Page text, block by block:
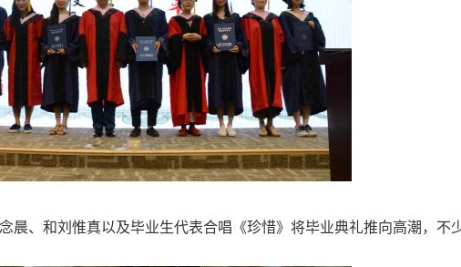
晨、和刘惟真以及毕业生代表合唱《珍惜》将毕业典礼推向高潮，不